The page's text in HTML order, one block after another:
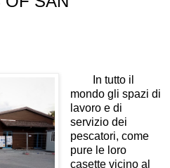
In tutto il
mondo gli spazi di
lavoro e di
servizio dei
pescatori, come
pure le loro
casette vicino al